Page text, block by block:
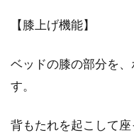
【膝上げ機能】
ベッドの膝の部分を
す。
背もたれを起こして